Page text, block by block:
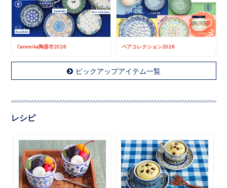
Ceramika陶器市2026 ペアコレクション2026
ピックアップアイテム一覧
レシピ